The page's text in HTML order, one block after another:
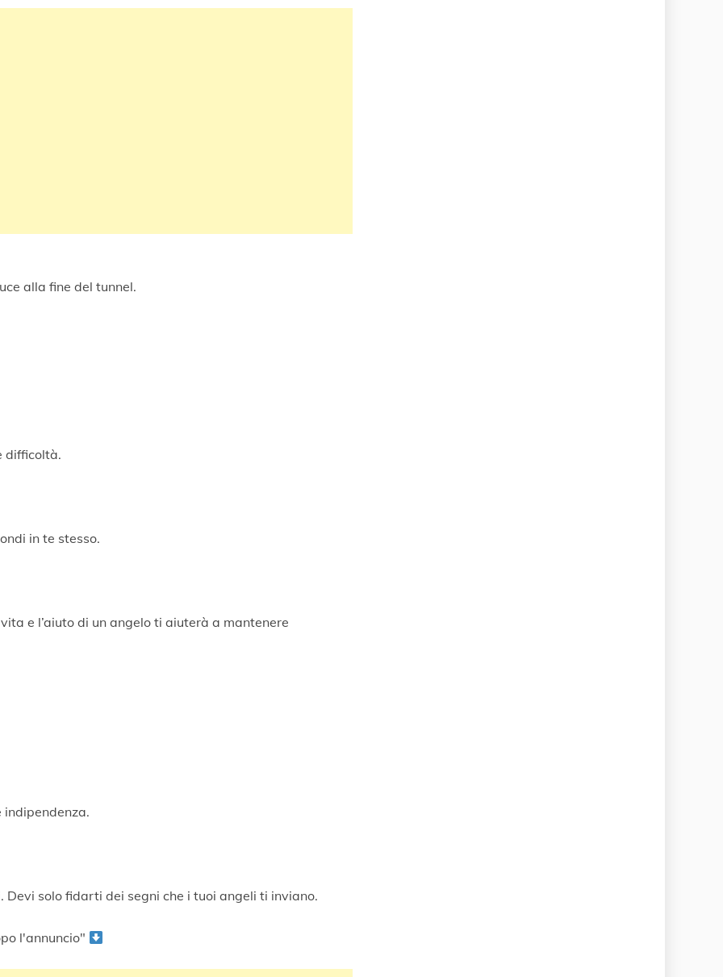
alla fine del tunnel.
difficoltà.
in te stesso.
e l’aiuto di un angelo ti aiuterà a mantenere
Devi solo fidarti dei segni che i tuoi angeli ti inviano.
l'annuncio"